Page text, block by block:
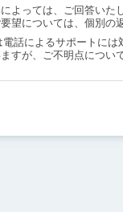
よっては、ご回答いた
望については、個別の
話によるサポートには
すが、ご不明点につい